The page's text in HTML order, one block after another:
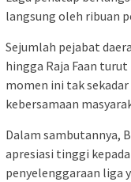
langsung oleh ribuan
Sejumlah pejabat
hingga Raja Faan
momen ini tak
kebersamaan
Dalam sambutannya,
apresiasi tinggi
penyelenggaraan liga